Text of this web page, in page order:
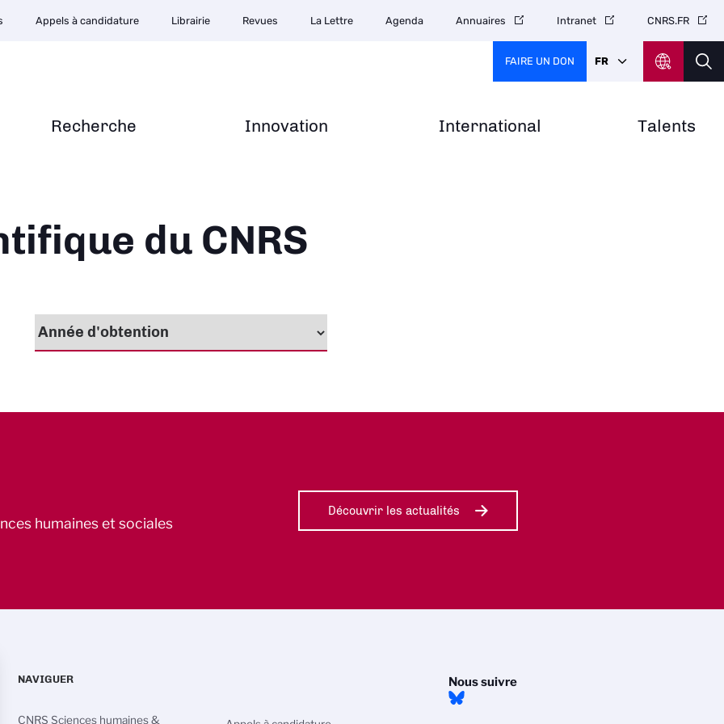
Recherche Innovation International Talents
Appels à candidature Librairie Revues La Lettre Agenda Annuaires Intranet CNRS.FR
FAIRE UN DON FR
du CNRS
humaines et sociales
Découvrir les actualités
Nous suivre
NAVIGUER
CNRS Sciences humaines &